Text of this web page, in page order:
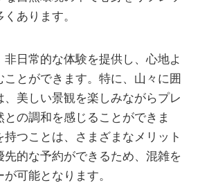
あります。
日常的な体験を提供し、心地よ
とができます。特に、山々に囲
、美しい景観を楽しみながらプレ
の調和を感じることができま
つことは、さまざまなメリット
先的な予約ができるため、混雑を
可能となります。